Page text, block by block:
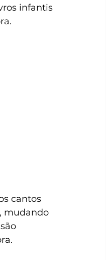
infantis
cantos
mudando